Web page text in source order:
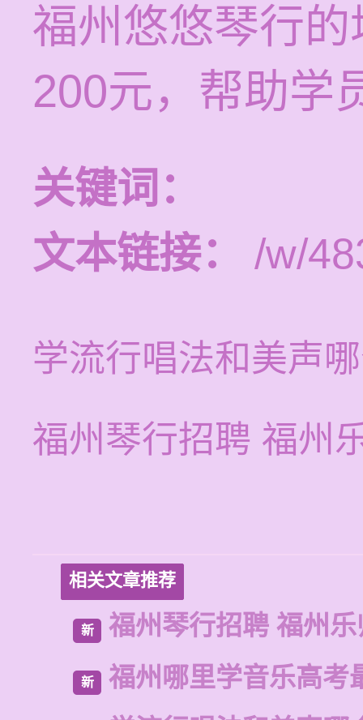
福州悠悠琴行
200元，帮助学
关键词：
文本链接：
/w/
学流行唱法和美声
福州琴行招聘 福州
相关文章推荐
新 福州琴行招聘 福州乐
新
福州哪里学音乐高考